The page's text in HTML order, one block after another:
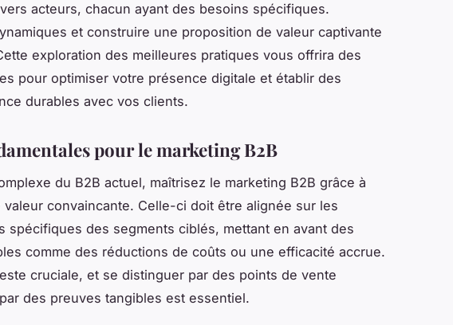
acteurs, chacun ayant des besoins spécifiques.
et construire une proposition de valeur captivante
exploration des meilleures pratiques vous offrira des
pour optimiser votre présence digitale et établir des
durables avec vos clients.
pour le marketing B2B
du B2B actuel, maîtrisez le marketing B2B grâce à
convaincante. Celle-ci doit être alignée sur les
spécifiques des segments ciblés, mettant en avant des
comme des réductions de coûts ou une efficacité accrue.
cruciale, et se distinguer par des points de vente
des preuves tangibles est essentiel.